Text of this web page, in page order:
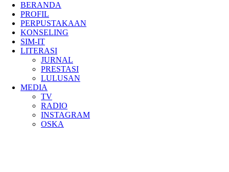
BERANDA
PROFIL
PERPUSTAKAAN
KONSELING
SIM-IT
LITERASI
JURNAL
PRESTASI
LULUSAN
MEDIA
TV
RADIO
INSTAGRAM
OSKA